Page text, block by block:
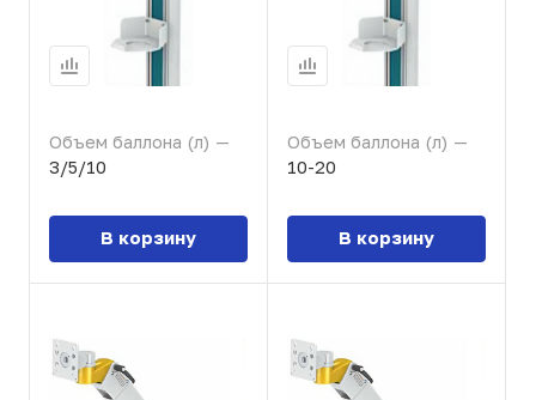
Объем баллона (л) —
3/5/10
В корзину
Объем баллона (л) —
10-20
В корзину